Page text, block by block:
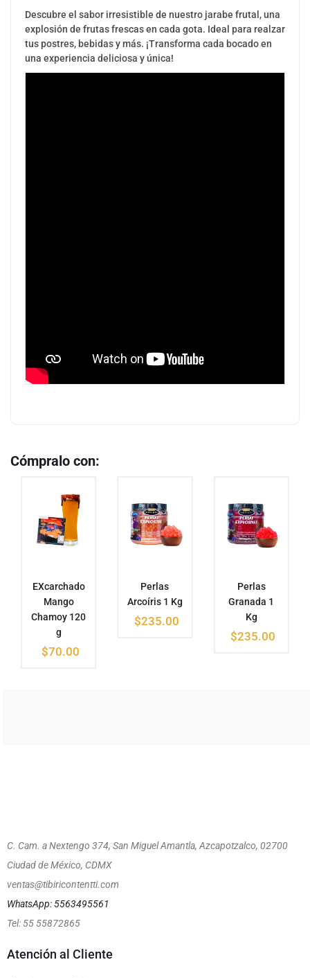
Descubre el sabor irresistible de nuestro jarabe frutal, una
explosión de frutas frescas en cada gota. Ideal para realzar
tus postres, bebidas y más. ¡Transforma cada bocado en
una experiencia deliciosa y única!
Cómpralo con:
EXcarchado
Mango
Chamoy 120
g
$70.00
Perlas
Arcoíris 1 Kg
$235.00
Perlas
Granada 1
Kg
$235.00
C. Cam. a Nextengo 374, San Miguel Amantla, Azcapotzalco, 02700
Ciudad de México, CDMX
ventas@tibiricontentti.com
WhatsApp: 5563495561
Tel: 55 55872865
Atención al Cliente